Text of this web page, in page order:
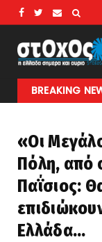
BREAKING
Οι «Στρατιώτες
«Οι
Πόλη, από
Παΐσιος:
Ελλάδα...